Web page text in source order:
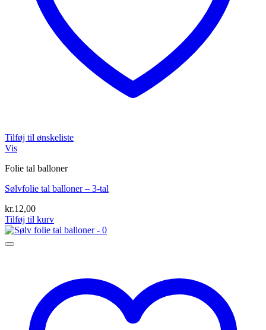
Tilføj til ønskeliste
Vis
Folie tal balloner
Sølvfolie tal balloner – 3-tal
kr.12,00
Tilføj til kurv